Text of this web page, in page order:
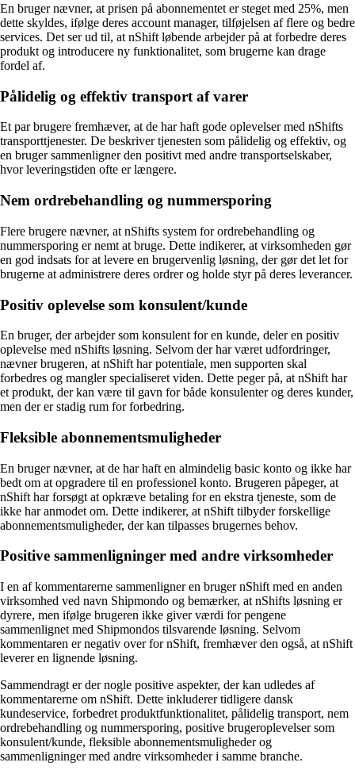
En bruger nævner, at prisen på abonnementet er steget med 25%, men
dette skyldes, ifølge deres account manager, tilføjelsen af flere og bedre
services. Det ser ud til, at nShift løbende arbejder på at forbedre deres
produkt og introducere ny funktionalitet, som brugerne kan drage
fordel af.
Pålidelig og effektiv transport af varer
Et par brugere fremhæver, at de har haft gode oplevelser med nShifts
transporttjenester. De beskriver tjenesten som pålidelig og effektiv, og
en bruger sammenligner den positivt med andre transportselskaber,
hvor leveringstiden ofte er længere.
Nem ordrebehandling og nummersporing
Flere brugere nævner, at nShifts system for ordrebehandling og
nummersporing er nemt at bruge. Dette indikerer, at virksomheden gør
en god indsats for at levere en brugervenlig løsning, der gør det let for
brugerne at administrere deres ordrer og holde styr på deres leverancer.
Positiv oplevelse som konsulent/kunde
En bruger, der arbejder som konsulent for en kunde, deler en positiv
oplevelse med nShifts løsning. Selvom der har været udfordringer,
nævner brugeren, at nShift har potentiale, men supporten skal
forbedres og mangler specialiseret viden. Dette peger på, at nShift har
et produkt, der kan være til gavn for både konsulenter og deres kunder,
men der er stadig rum for forbedring.
Fleksible abonnementsmuligheder
En bruger nævner, at de har haft en almindelig basic konto og ikke har
bedt om at opgradere til en professionel konto. Brugeren påpeger, at
nShift har forsøgt at opkræve betaling for en ekstra tjeneste, som de
ikke har anmodet om. Dette indikerer, at nShift tilbyder forskellige
abonnementsmuligheder, der kan tilpasses brugernes behov.
Positive sammenligninger med andre virksomheder
I en af kommentarerne sammenligner en bruger nShift med en anden
virksomhed ved navn Shipmondo og bemærker, at nShifts løsning er
dyrere, men ifølge brugeren ikke giver værdi for pengene
sammenlignet med Shipmondos tilsvarende løsning. Selvom
kommentaren er negativ over for nShift, fremhæver den også, at nShift
leverer en lignende løsning.
Sammendragt er der nogle positive aspekter, der kan udledes af
kommentarerne om nShift. Dette inkluderer tidligere dansk
kundeservice, forbedret produktfunktionalitet, pålidelig transport, nem
ordrebehandling og nummersporing, positive brugeroplevelser som
konsulent/kunde, fleksible abonnementsmuligheder og
sammenligninger med andre virksomheder i samme branche.